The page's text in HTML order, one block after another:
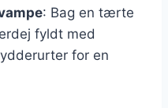
: Bag en tærte
fyldt med
for en